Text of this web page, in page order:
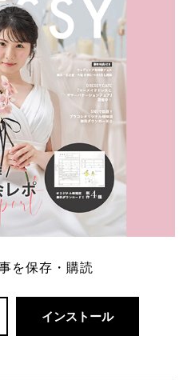
を保存・購読
インストール